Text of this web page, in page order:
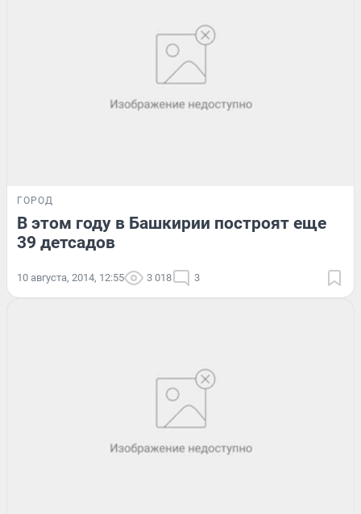
ГОРОД
В этом году в Башкирии построят еще
39 детсадов
10 августа, 2014, 12:55 3 018 3